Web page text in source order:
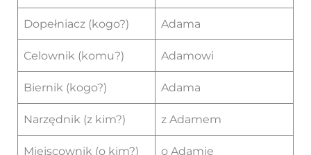
Dopełniacz (kogo?) Adama
Celownik (komu?) Adamowi
Biernik (kogo?) Adama
Narzędnik (z kim?) z Adamem
Miejscownik (o kim?) o Adamie